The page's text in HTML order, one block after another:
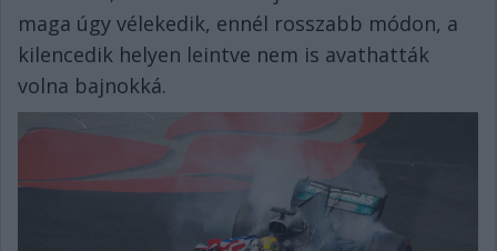
maga úgy vélekedik, ennél rosszabb módon, a
kilencedik helyen leintve nem is avathatták
volna bajnokká.